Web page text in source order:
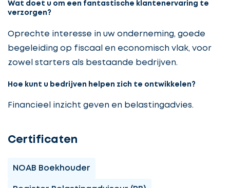
Wat doet u om een fantastische klantenervaring te
verzorgen?
Oprechte interesse in uw onderneming, goede
begeleiding op fiscaal en economisch vlak, voor
zowel starters als bestaande bedrijven.
Hoe kunt u bedrijven helpen zich te ontwikkelen?
Financieel inzicht geven en belastingadvies.
Certificaten
NOAB Boekhouder